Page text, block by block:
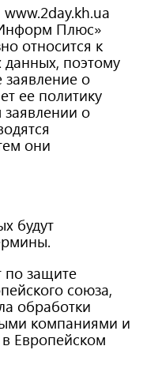
Плюс»
относится к
поэтому
о
ее политику
о
они
будут
защите
союза,
обработки
компаниями и
Европейском